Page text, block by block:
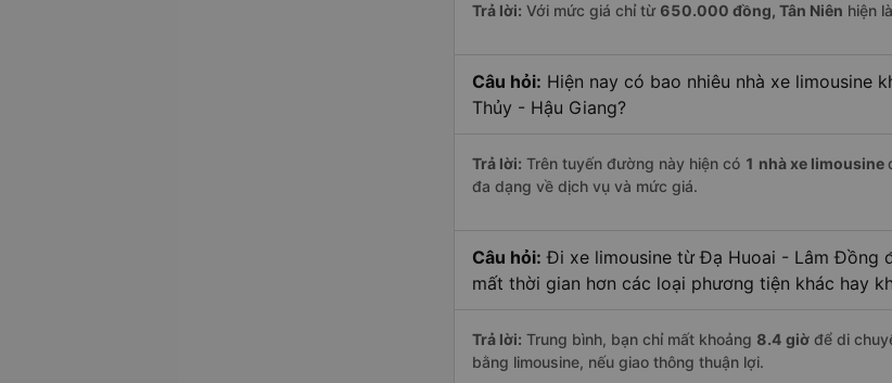
Trả lời: Với mức giá chỉ từ 650.000 đồng, Tân Niên hiện
Câu hỏi: Hiện nay có bao nhiêu nhà xe limousine
Thủy - Hậu Giang?
Trả lời: Trên tuyến đường này hiện có 1 nhà xe limousine
đa dạng về dịch vụ và mức giá.
Câu hỏi: Đi xe limousine từ Đạ Huoai - Lâm Đồng
mất thời gian hơn các loại phương tiện khác hay
Trả lời: Trung bình, bạn chỉ mất khoảng 8.4 giờ để di
bằng limousine, nếu giao thông thuận lợi.